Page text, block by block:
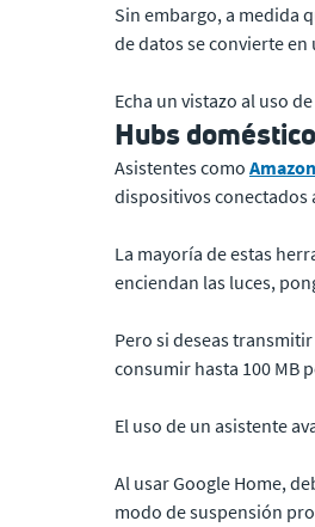
Sin embargo, a medida
de datos se convierte
Echa un vistazo al uso
Hubs
Asistentes como
dispositivos conectados
La mayoría de estas
enciendan las luces,
Pero si deseas
consumir hasta 100 MB
El uso de un asistente
Al usar Google Home,
modo de suspensión